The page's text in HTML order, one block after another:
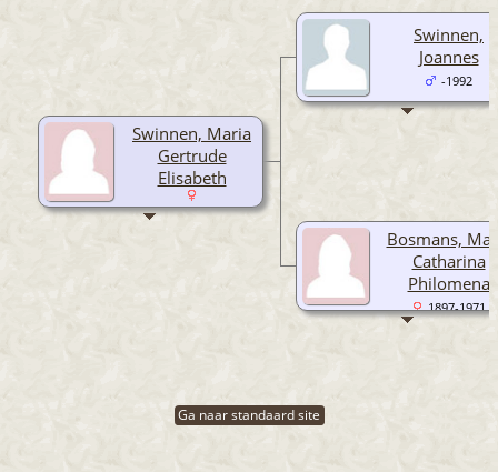
Swinnen, Maria
Gertrude
Elisabeth
Swinnen,
Joannes
-1992
Bosmans,
Catharina
Philomena
1897-1971
Ga naar standaard site